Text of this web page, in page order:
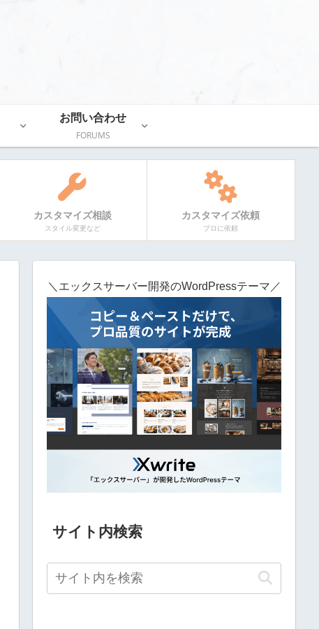
お問い合わせ
FORUMS
カスタマイズ相談
スタイル変更など
カスタマイズ依頼
プロに依頼
＼エックスサーバー開発のWordPressテーマ／
サイト内検索